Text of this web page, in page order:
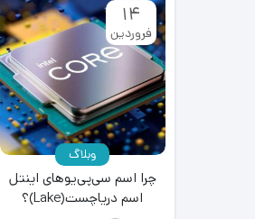
وبلاگ
۱۴
فروردین
چرا اسم سی‌پی‌یوهای اینتل
اسم دریاچست(Lake)؟